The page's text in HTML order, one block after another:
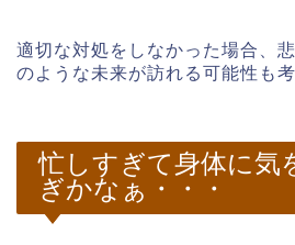
適切な対処をしなかった場合、
のような未来が訪れる可能性も
忙しすぎて身体に気
ぎかなぁ・・・